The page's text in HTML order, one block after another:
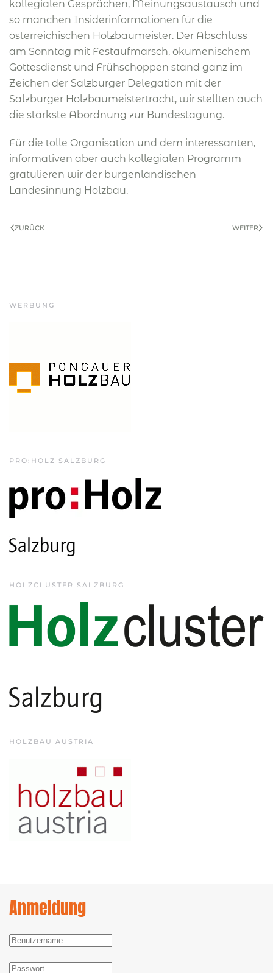
kollegialen Gesprächen, Meinungsaustausch und
so manchen Insiderinformationen für die
österreichischen Holzbaumeister. Der Abschluss
am Sonntag mit Festaufmarsch, ökumenischem
Gottesdienst und Frühschoppen stand ganz im
Zeichen der Salzburger Delegation mit der
Salzburger Holzbaumeistertracht, wir stellten auch
die stärkste Abordnung zur Bundestagung.
Für die tolle Organisation und dem interessanten,
informativen aber auch kollegialen Programm
gratulieren wir der burgenländischen
Landesinnung Holzbau.
ZURÜCK WEITER
WERBUNG
PRO:HOLZ SALZBURG
HOLZCLUSTER SALZBURG
HOLZBAU AUSTRIA
Anmeldung